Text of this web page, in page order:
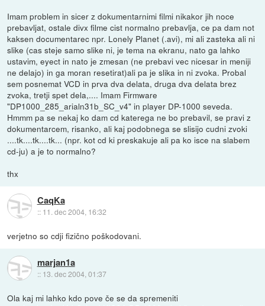
Imam problem in sicer z dokumentarnimi filmi nikakor jih noce
prebavljat, ostale divx filme cist normalno prebavlja, ce pa dam not
kaksen documentarec npr. Lonely Planet (.avi), mi ali zasteka ali ni
slike (cas steje samo slike ni, je tema na ekranu, nato ga lahko
ustavim, eyect in nato je zmesan (ne prebavi vec nicesar in meniji
ne delajo) in ga moran resetirat)ali pa je slika in ni zvoka. Probal
sem posnemat VCD in prva dva delata, druga dva delata brez
zvoka, tretji spet dela,.... Imam Firmware
"DP1000_285_arialn31b_SC_v4" in player DP-1000 seveda.
Hmmm pa se nekaj ko dam cd katerega ne bo prebavil, se pravi z
dokumentarcem, risanko, ali kaj podobnega se slisijo cudni zvoki
....tk....tk....tk... (npr. kot cd ki preskakuje ali pa ko isce na slabem
cd-ju) a je to normalno?
thx
CaqKa
:: 11. dec 2004, 16:32
verjetno so cdji fizično poškodovani.
marjan1a
:: 13. dec 2004, 01:37
Ola kaj mi lahko kdo pove če se da spremeniti